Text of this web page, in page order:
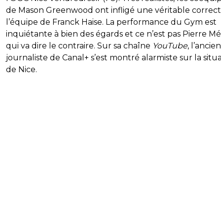
de Mason Greenwood ont infligé une véritable
l’équipe de Franck Haise. La performance du Gym est
inquiétante à bien des égards et ce n’est pas Pierre
qui va dire le contraire. Sur sa chaîne YouTube, l’ancien
journaliste de Canal+ s’est montré alarmiste sur la
de Nice.